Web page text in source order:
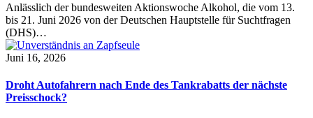
Anlässlich der bundesweiten Aktionswoche Alkohol, die vom 13.
bis 21. Juni 2026 von der Deutschen Hauptstelle für Suchtfragen
(DHS)…
Juni 16, 2026
Droht Autofahrern nach Ende des Tankrabatts der nächste
Preisschock?